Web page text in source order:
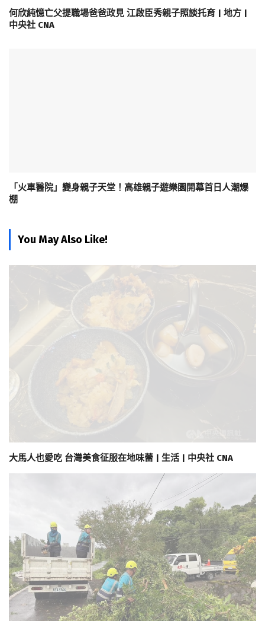
何欣純憶亡父提職場爸爸政見 江啟臣秀親子照談托育 | 地方 |
中央社 CNA
「火車醫院」變身親子天堂！高雄親子遊樂園開幕首日人潮爆
棚
You May Also Like!
大馬人也愛吃 台灣美食征服在地味蕾 | 生活 | 中央社 CNA